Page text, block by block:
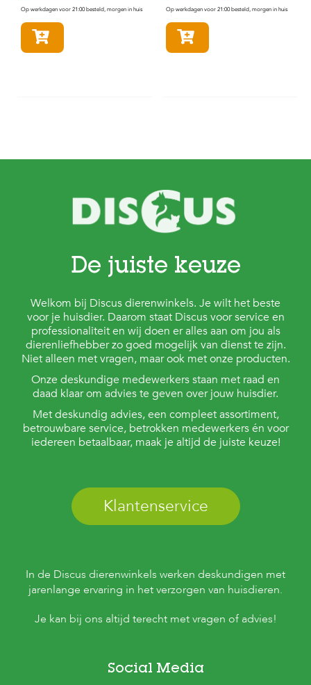
Op werkdagen voor 21:00 besteld, morgen in huis Op werkdagen voor 21:00 besteld, morgen in huis
De juiste keuze
Welkom bij Discus dierenwinkels. Je wilt het beste
voor je huisdier. Daarom staat Discus voor service en
professionaliteit en wij doen er alles aan om jou als
dierenliefhebber zo goed mogelijk van dienst te zijn.
Niet alleen met vragen, maar ook met onze producten.
Onze deskundige medewerkers staan met raad en
daad klaar om advies te geven over jouw huisdier.
Met deskundig advies, een compleet assortiment,
betrouwbare service, betrokken medewerkers én voor
iedereen betaalbaar, maak je altijd de juiste keuze!
Klantenservice
In de Discus dierenwinkels werken deskundigen met
jarenlange ervaring in het verzorgen van huisdieren.
Je kan bij ons altijd terecht met vragen of advies!
Social Media